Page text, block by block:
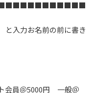
力お名前の前に書き
会員＠5000円 一般＠